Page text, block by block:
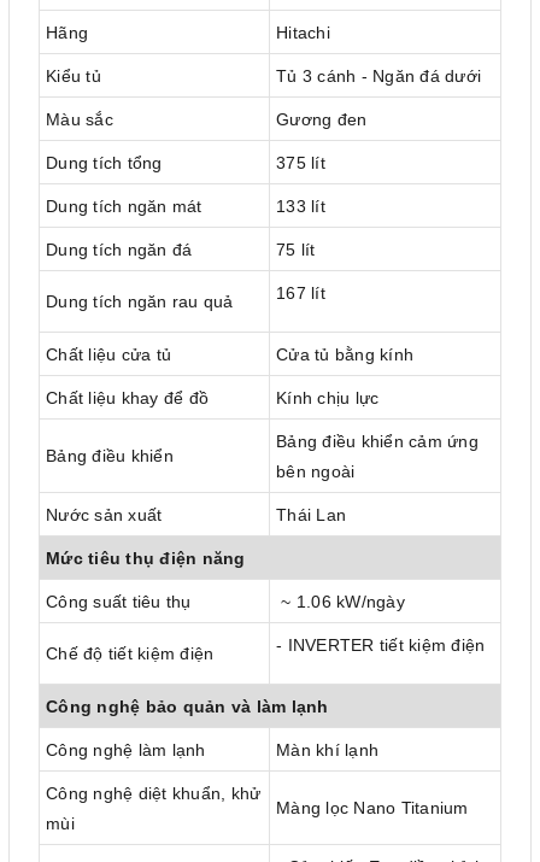
Hãng Hitachi
Kiểu tủ Tủ 3 cánh - Ngăn đá dưới
Màu sắc Gương đen
Dung tích tổng 375 lít
Dung tích ngăn mát 133 lít
Dung tích ngăn đá 75 lít
Dung tích ngăn rau quả 167 lít
Chất liệu cửa tủ Cửa tủ bằng kính
Chất liệu khay để đồ Kính chịu lực
Bảng điều khiển
Bảng điều khiển cảm ứng
bên ngoài
Nước sản xuất Thái Lan
Mức tiêu thụ điện năng
Công suất tiêu thụ ~ 1.06 kW/ngày
Chế độ tiết kiệm điện - INVERTER tiết kiệm điện
Công nghệ bảo quản và làm lạnh
Công nghệ làm lạnh Màn khí lạnh
Công nghệ diệt khuẩn, khử
mùi
Màng lọc Nano Titanium